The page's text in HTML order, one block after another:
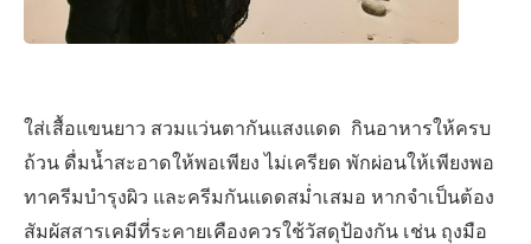
ใส่เสื้อแขนยาว สวมแว่นตากันแสงแดด กินอาหารให้ครบ
ถ้วน ดื่มน้ำสะอาดให้พอเพียง ไม่เครียด พักผ่อนให้เพียงพอ
ทาครีมบำรุงผิว และครีมกันแดดสม่ำเสมอ หากจำเป็นต้อง
สัมผัสสารเคมีที่ระคายเคืองควรใช้วัสดุป้องกัน เช่น ถุงมือ